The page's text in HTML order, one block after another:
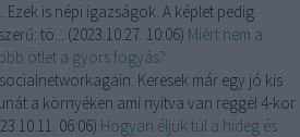
Ezek is népi igazságok. A képlet pedig
tö... (2023.10.27. 10:06) Miért nem a
ötlet a gyors fogyás?
Keresek már egy jó kis
a környéken ami nyitva van reggel 4-kor
06:06) Hogyan éljük túl a hideg és